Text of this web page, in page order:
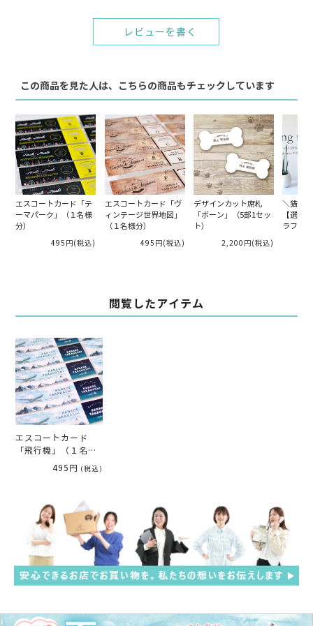
レビューを書く
この商品を見た人は、こちらの商品もチェックしています
エスコートカード「テ
ーマパーク」（１名様
分）
495円(税込)
エスコートカード「ヴ
ィンテージ世界地図」
（１名様分）
495円(税込)
デザインカット席札
「ボーン」（5部1セッ
ト）
2,200円(税込)
＼猫好
【選べ
ラフィ
閲覧したアイテム
エスコートカード
「飛行機」（１名様
495円 (税込)